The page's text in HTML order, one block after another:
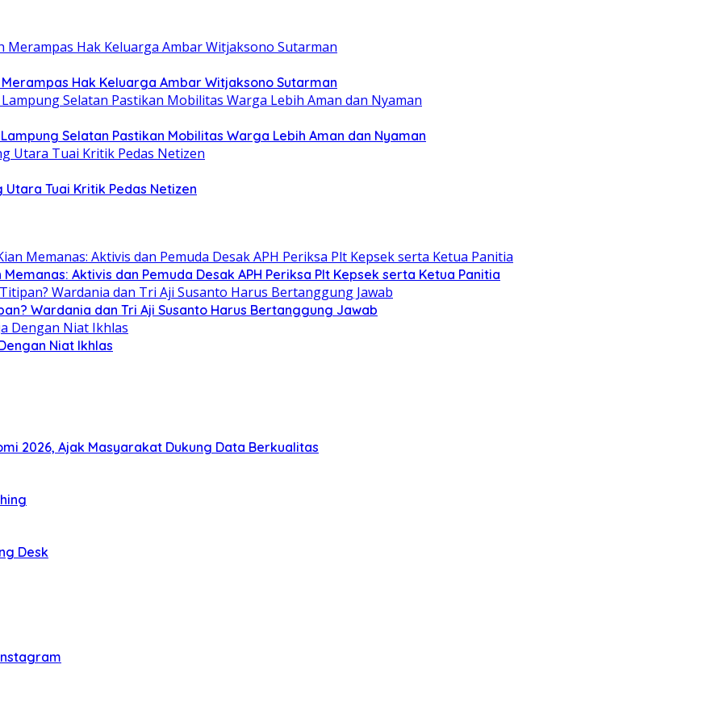
Hak Keluarga Ambar Witjaksono Sutarman
Selatan Pastikan Mobilitas Warga Lebih Aman dan Nyaman
Tuai Kritik Pedas Netizen
Memanas: Aktivis dan Pemuda Desak APH Periksa Plt Kepsek serta Ketua Panitia
Wardania dan Tri Aji Susanto Harus Bertanggung Jawab
Niat Ikhlas
2026, Ajak Masyarakat Dukung Data Berkualitas
Desk